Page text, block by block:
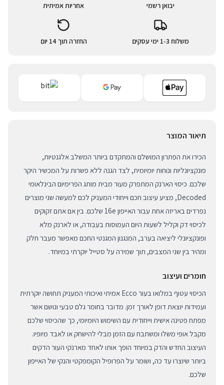
יבואן רשמי אחריות אמיתית
משלוח 1-3 ימי עסקים החזרה תוך 14 יום
תיאור המוצר
הכירו את הפתרון המושלם והמתקדם ביותר המשלב אלגנטיות,
פונקציונליות ונוחות יומיומית, לצד הגנה ללא פשרות על המכשיר היקר
שלכם. כיסוי הארנק המתפרק מעור מבית מותג הפרימיום הבינלאומי
Decoded, מציע עיצוב חכם וייחודי המעניק לכם למעשה שני מוצרים
נפרדים באריזה אחת עבור האייפון 16e שלכם. בין אם אתם זקוקים
לכיסוי דק וקליל לשעות היום העמוסות בעבודה, או לארנק מלא
ופונקציונלי ליציאה בערב, המנגנון המגנטי החכם מאפשר מעבר חלק
ומהיר בין שני המצבים, תוך שמירה על סטייל יוקרתי במיוחד.
חומרים ועיצוב
הכיסוי עטוף במלואו בעור Ecco אמיתי ואיכותי המעניק תחושה יוקרתית
ועמידות יוצאת דופן לאורך זמן. מדובר בחומר גלם טבעי ונושם אשר
מפתח פטינה אישית וייחודית עם השימוש היומיומי, כך שהכיסוי שלכם
מקבל אופי משלו ומשתבח עם הזמן מבלי להישחק או לאבד מיופיו.
העיצוב החדש והדק במיוחד הופך אותו לאחד מארנקי העור הדקים
ביותר שיוצרו עד כה, ושומר על הפרופיל הקומפקטי והנקי של האייפון
שלכם.